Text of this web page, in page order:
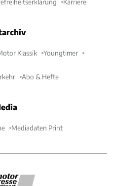
Klassik Youngtimer
Abo & Hefte
Mediadaten Print